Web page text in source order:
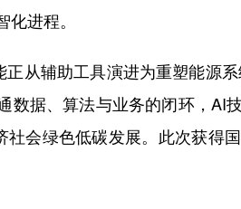
化进程。
辅助工具演进为重塑能源系
数据、算法与业务的闭环，AI
社会绿色低碳发展。此次获得